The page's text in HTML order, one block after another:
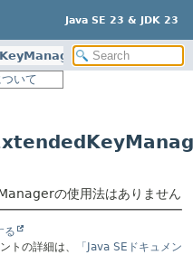
Java SE 23 & JDK 23
いて
の使用法はありません
る
トの詳細は、
「Java SEドキュメン